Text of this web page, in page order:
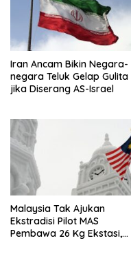
Iran Ancam Bikin Negara-
negara Teluk Gelap Gulita
jika Diserang AS-Israel
Malaysia Tak Ajukan
Ekstradisi Pilot MAS
Pembawa 26 Kg Ekstasi,